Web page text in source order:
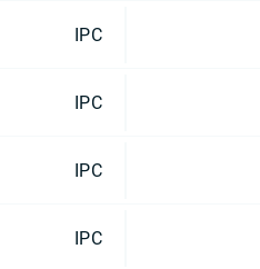
IPC
IPC
IPC
IPC